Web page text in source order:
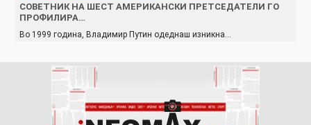
СОВЕТНИК НА ШЕСТ АМЕРИКАНСКИ ПРЕТСЕДАТЕЛИ ГО
ПРОФИЛИРА…
Во 1999 година, Владимир Путин одеднаш изникна…